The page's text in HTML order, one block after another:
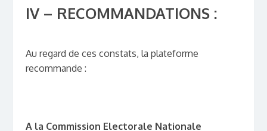
IV – RECOMMANDATIONS :
Au regard de ces constats, la plateforme
recommande :
A la Commission Electorale Nationale